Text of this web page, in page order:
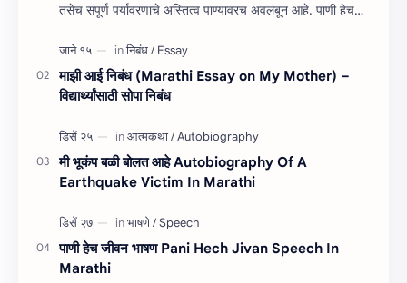
तसेच संपूर्ण पर्यावरणाचे अस्तित्व पाण्यावरच अवलंबून आहे. पाणी हेच
माझी आई निबंध (Marathi Essay on My Mother) –
विद्यार्थ्यांसाठी सोपा निबंध
मी भूकंप बळी बोलत आहे Autobiography Of A
Earthquake Victim In Marathi
पाणी हेच जीवन भाषण Pani Hech Jivan Speech In
Marathi